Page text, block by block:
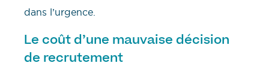
dans l’urgence.
Le coût d’une mauvaise décision
de recrutement